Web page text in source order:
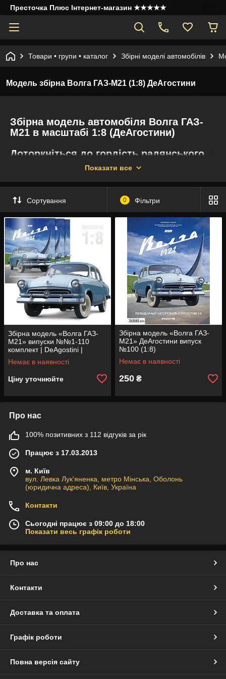
Престочка Плюс Інтернет-магазин ★★★★★
Товари • групи • каталог Збірні моделі автомобілів
Модель збірна Волга ГАЗ-М21 (1:8) ДеАгостини
Збірна модель автомобіля Волга ГАЗ-
М21 в масштабі 1:8 (ДеАгостини)
Доторкніться до гордість радянського
автопрому – зберіть модель
масштабі 1:8 у місці з новою колекцією
«ГАЗ-М21 Волга»
. Видавництво
ДеАгостини.
Періодичність: щотижня.
Серія складається з
110 випусків.
Розмір моделі:
Довжина: 59,7 см
Ширина: 23,6 см
Висота: 20,2 см
Показати все
Сортування 0 Фільтри
Збірна модель «Волга ГАЗ-
М21» випуски №№1-110
комплект | DeAgostini |
масштаб 1:8
Немає в наявності
Ціну уточнюйте
Збірна модель «Волга ГАЗ-
М21» ДеАгостини випуск
№100 (1:8)
Немає в наявності
250 ₴
Про нас
100% позитивних з 112 відгуків за рік
Працює з 17.03.2013
м. Київ
вул. Левка Лук'яненка, метро Мінська, Оболонь
(юридична адреса), Київ, Україна
Контакти
Сьогодні працює з 09:00 до 18:00
Показати весь графік роботи
Про нас
Контакти
Доставка та оплата
Графік роботи
Повна версія сайту